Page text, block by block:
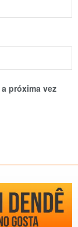
próxima vez